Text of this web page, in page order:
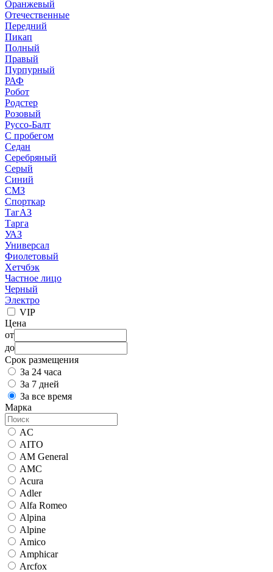
Оранжевый
Отечественные
Передний
Пикап
Полный
Правый
Пурпурный
РАФ
Робот
Родстер
Розовый
Руссо-Балт
С пробегом
Седан
Серебряный
Серый
Синий
СМЗ
Спорткар
ТагАЗ
Тарга
УАЗ
Универсал
Фиолетовый
Хетчбэк
Частное лицо
Черный
Электро
VIP
Цена
от
до
Срок размещения
За 24 часа
За 7 дней
За все время
Марка
AC
AITO
AM General
AMC
Acura
Adler
Alfa Romeo
Alpina
Alpine
Amico
Amphicar
Arcfox